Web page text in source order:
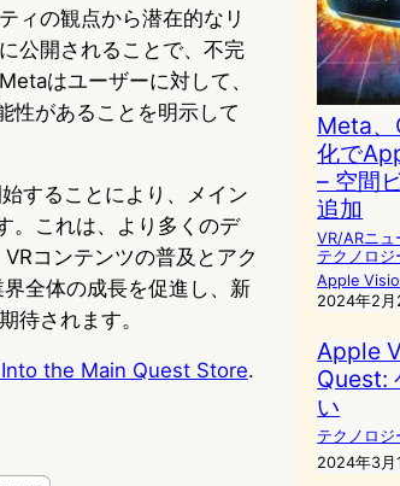
ィの観点から潜在的なリ
公開されることで、不完
はユーザーに対して、
性があることを明示して
することにより、メイン
。これは、より多くのデ
コンテンツの普及とアク
全体の成長を促進し、新
待されます。
the Main Quest Store.
Meta、
化で
– 空間
追加
VR/ARニュ
テクノロジ
Apple
2024年2
Apple
Quest:
い
テクノロジ
2024年3月